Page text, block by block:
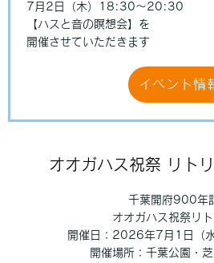
7月2日（木）18:30～20:30
【ハスと音の瞑想会】を
開催させていただきます
イベント情
オオガハス祝祭 リト
千葉開府900年
オオガハス祝祭リ
開催日：2026年7月1日（
開催場所：千葉公園・